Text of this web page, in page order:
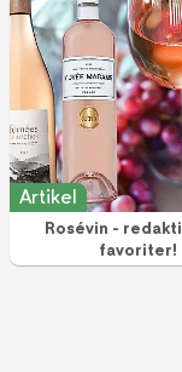
Artikel
Rosévin -
favoriter!